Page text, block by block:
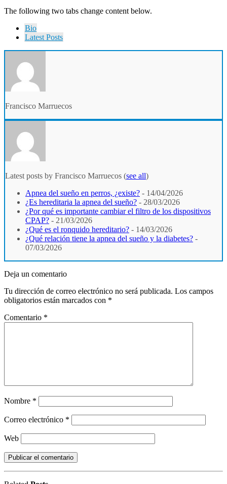
The following two tabs change content below.
Bio
Latest Posts
Francisco Marruecos
Latest posts by Francisco Marruecos (see all)
Apnea del sueño en perros, ¿existe? - 14/04/2026
¿Es hereditaria la apnea del sueño? - 28/03/2026
¿Por qué es importante cambiar el filtro de los dispositivos
CPAP? - 21/03/2026
¿Qué es el ronquido hereditario? - 14/03/2026
¿Qué relación tiene la apnea del sueño y la diabetes? -
07/03/2026
Deja un comentario
Tu dirección de correo electrónico no será publicada. Los campos
obligatorios están marcados con *
Comentario *
Nombre *
Correo electrónico *
Web